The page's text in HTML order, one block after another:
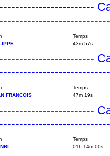
Temps
43m 57s
Temps
FRANCOIS 47m 19s
Temps
01h 14m 00s